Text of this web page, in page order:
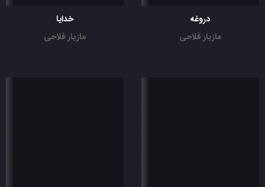
دروغه
مازیار فلاحی
خدایا
مازیار فلاحی